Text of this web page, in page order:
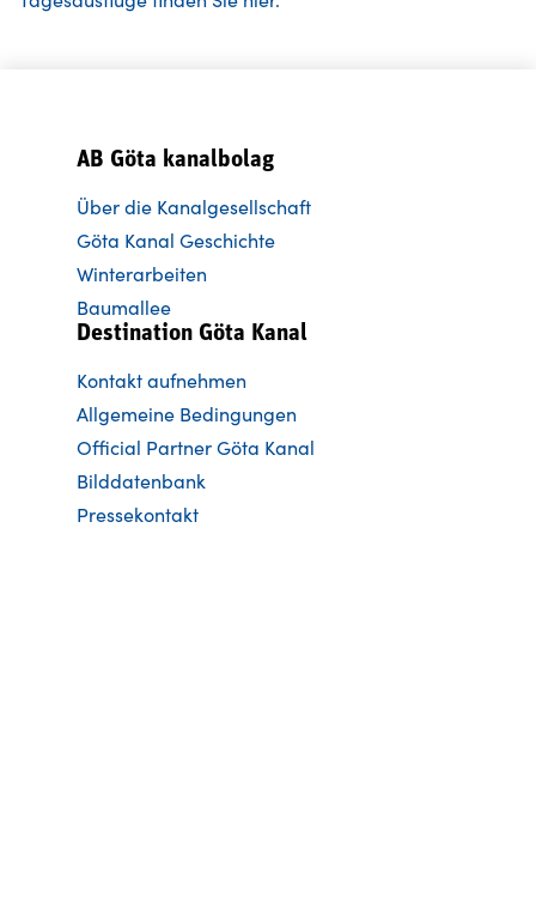
AB Göta kanalbolag
Über die Kanalgesellschaft
Göta Kanal Geschichte
Winterarbeiten
Baumallee
Destination Göta Kanal
Kontakt aufnehmen
Allgemeine Bedingungen
Official Partner Göta Kanal
Bilddatenbank
Pressekontakt